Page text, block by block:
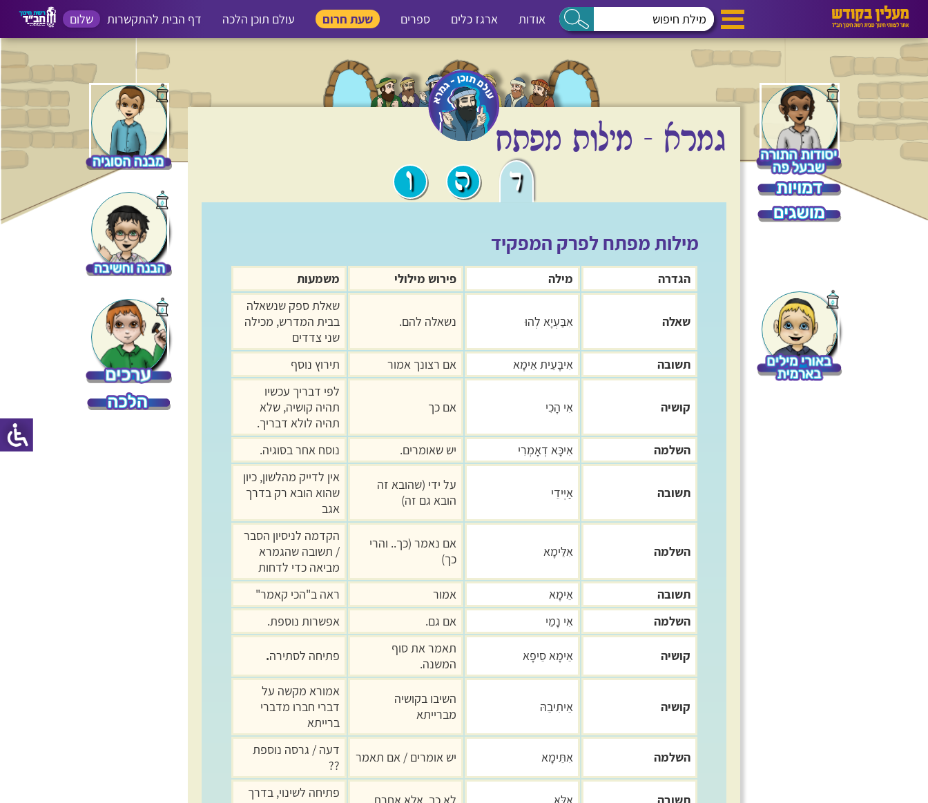
--- אודות ארגז כלים ספרים שעת חרום עולם תוכן הלכה דף הבית להתקשרות שלום
הלכה מקצועות כלליים
גמרא – מילות מפתח
ד ה ו
מילות מפתח לפרק המפקיד
הגדרה מילה פירוש מילולי משמעות
שאלה אִבַּעְיָא לְהוּ נשאלה להם.
שאלת ספק שנשאלה
בבית המדרש, מכילה
שני צדדים
תשובה
אִיבָּעֵית אֵימָא אם רצונך אמור תירוץ נוסף
קושיה אִי הָכִי אם כך
לפי דבריך עכשיו
תהיה קושיה, שלא
תהיה לולא דבריך.
השלמה
אִיכָּא דְאָמְרִי יש שאומרים. נוסח אחר בסוגיה.
תשובה אַיְּידֵי
על ידי (שהובא זה
הובא גם זה)
אין לדייק מהלשון, כיון
שהוא הובא רק בדרך
אגב
השלמה אִלֵּימָא
אם נאמר (כך.. והרי
כך)
הקדמה לניסיון הסבר
/ תשובה שהגמרא
מביאה כדי לדחות
תשובה
אֵימָא אמור
ראה ב"הכי קאמר"
השלמה
אִי נָמֵי אם גם. אפשרות נוספת.
קושיה אֵימָא סֵיפָא
תאמר את סוף
המשנה.
פתיחה לסתירה.
קושיה אֵיתִיבֵהּ
השיבו בקושיה
מברייתא
אמורא מקשה על
דברי חברו מדברי
ברייתא
השלמה אִתֵּימָא יש אומרים / אם תאמר
דעה / גרסה נוספת
??
פתיחה לשינוי, בדרך